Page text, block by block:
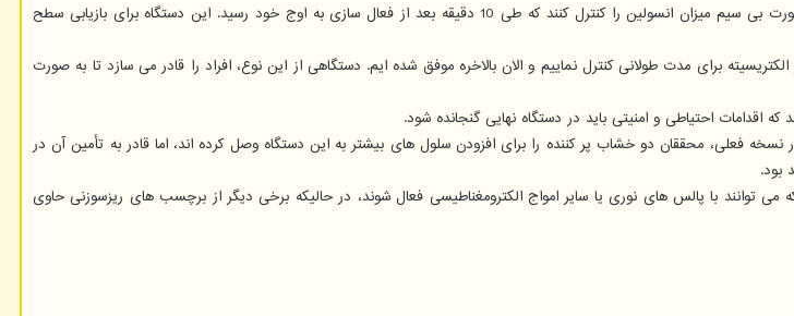
محققان این دستگاه را با کاشت زیر پوست موش های مبتلا به دیابت نوع 1 آزمایش کردند و توانستند به صورت بی سیم میزان انسولین را کنترل کنند که طی 10 دقیقه بعد از فعال سازی به اوج خود رسید. این دستگاه برای بازیابی سطح
برای مدت طولانی کنترل نماییم و الان بالاخره موفق شده ایم. دستگاهی از این نوع، افراد را قادر می سازد تا به صورت
اقدامات احتیاطی و امنیتی باید در دستگاه نهایی گنجانده شود.
فعلی، محققان دو خشاب پر کننده را برای افزودن سلول های بیشتر به این دستگاه وصل کرده اند، اما قادر به تأمین آن در
بود.
توانند با پالس های نوری یا سایر امواج الکترومغناطیسی فعال شوند، در حالیکه برخی دیگر از برچسب های ریزسوزنی حاوی